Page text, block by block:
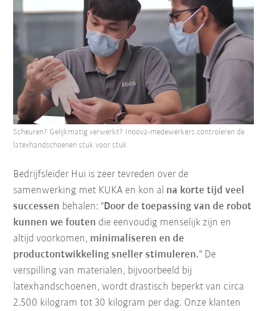
Bedrijfsleider Hui is zeer tevreden over de
samenwerking met KUKA en kon al na korte tijd veel
successen behalen: "Door de toepassing van de robot
kunnen we fouten die eenvoudig menselijk zijn en
altijd voorkomen, minimaliseren en de
productontwikkeling sneller stimuleren." De
verspilling van materialen, bijvoorbeeld bij
latexhandschoenen, wordt drastisch beperkt van circa
2.500 kilogram tot 30 kilogram per dag. Onze klanten
Scheuren? Gelijkmatig verwerkt? Inoova-medewerkers controleren de
latexhandschoenen stuk voor stuk